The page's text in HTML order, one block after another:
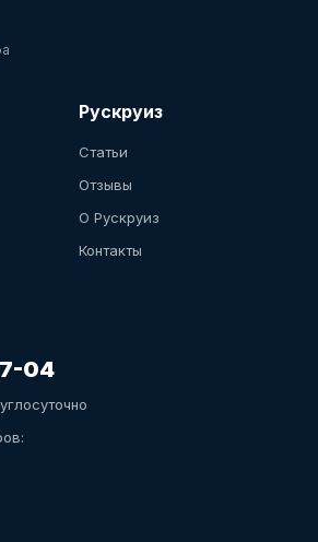
Рускруиз
Статьи
Отзывы
О Рускруиз
Контакты
04